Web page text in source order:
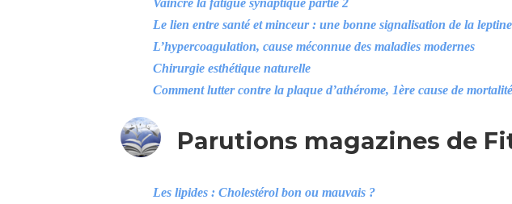
Vaincre la fatigue synaptique partie 2
Le lien entre santé et minceur : une bonne signalisation de la leptine
L’hypercoagulation, cause méconnue des maladies modernes
Chirurgie esthétique naturelle
Comment lutter contre la plaque d’athérome, 1ère cause de
Parutions magazines de
Les lipides : Cholestérol bon ou mauvais ?